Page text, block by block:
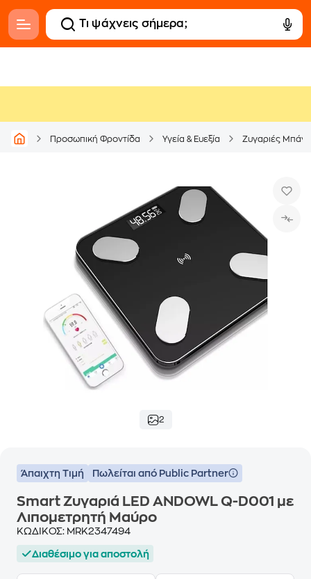
Προσωπική Φροντίδα Υγεία & Ευεξία Ζυγαριές
2
Άπαιχτη Τιμή Πωλείται από Public Partner
Smart Ζυγαριά LED ANDOWL Q-D001 με
Λιπομετρητή Μαύρο
ΚΩΔΙΚΟΣ: MRK2347494
Διαθέσιμο για αποστολή